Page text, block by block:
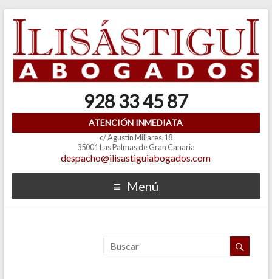
928 33 45 87
ATENCIÓN INMEDIATA
c/ Agustín Millares,18
35001 Las Palmas de Gran Canaria
despacho@ilisastiguiabogados.com
Menú